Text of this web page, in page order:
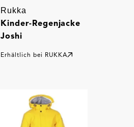
Rukka
Kinder-Regenjacke
Joshi
Erhältlich bei RUKKA